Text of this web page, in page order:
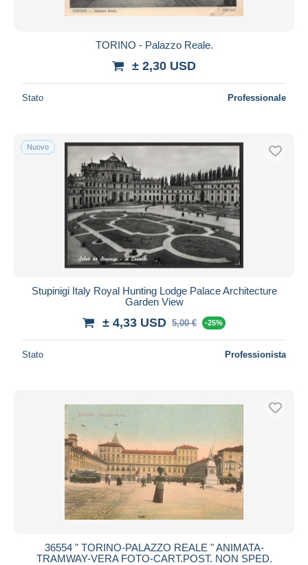
TORINO - Palazzo Reale.
± 2,30 USD
Stato Professionale
Nuovo
Stupinigi Italy Royal Hunting Lodge Palace Architecture
Garden View
± 4,33 USD 5,00 € -25%
Stato Professionista
36554 " TORINO-PALAZZO REALE " ANIMATA-
TRAMWAY-VERA FOTO-CART.POST. NON SPED.